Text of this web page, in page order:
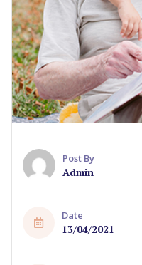
Post By
Admin
Date
13/04/2021